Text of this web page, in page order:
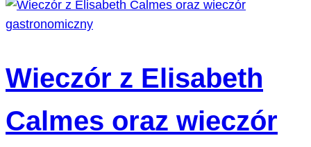
Wieczór z Elisabeth
Calmes oraz wieczór